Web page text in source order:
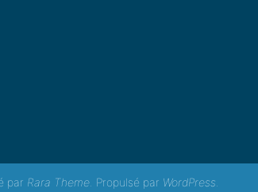
par Rara Theme . Propulsé par WordPress